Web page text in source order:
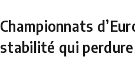
Championnats
stabilité qui perdure